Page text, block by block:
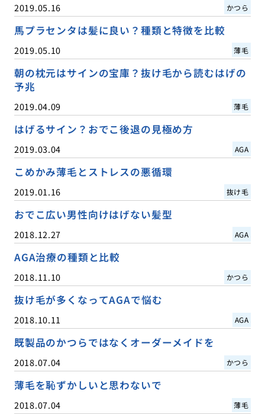
2019.05.16 かつら
馬プラセンタは髪に良い？種類と特徴を比較
2019.05.10 薄毛
朝の枕元はサインの宝庫？抜け毛から読むはげの
予兆
2019.04.09 薄毛
はげるサイン？おでこ後退の見極め方
2019.03.04 AGA
こめかみ薄毛とストレスの悪循環
2019.01.16 抜け毛
おでこ広い男性向けはげない髪型
2018.12.27 AGA
AGA治療の種類と比較
2018.11.10 かつら
抜け毛が多くなってAGAで悩む
2018.10.11 AGA
既製品のかつらではなくオーダーメイドを
2018.07.04 かつら
薄毛を恥ずかしいと思わないで
2018.07.04 薄毛